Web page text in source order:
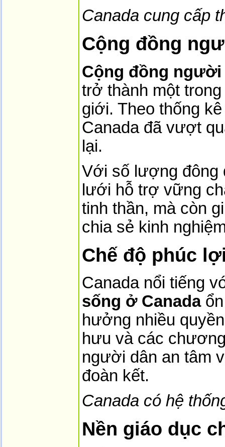
Canada cung cấp
Cộng đồng
Cộng đồng người
trở thành một
giới. Theo thống
Canada đã vượt
lại.
Với số lượng đông
lưới hỗ trợ vững
tinh thần, mà còn
chia sẻ kinh
Chế độ phúc
Canada nổi tiếng
sống ở Canadaổn
hưởng nhiều
hưu và các
người dân an tâm
đoàn kết.
Canada có hệ
Nền giáo dục